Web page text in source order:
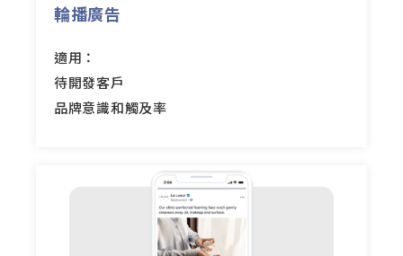
輪播廣告
適用：
待開發客戶
品牌意識和觸及率